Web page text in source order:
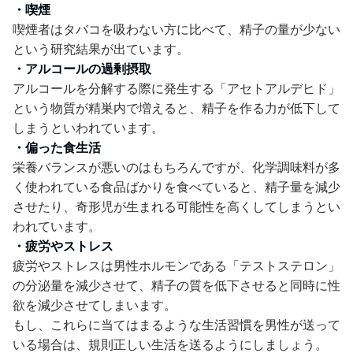
・喫煙
喫煙者はタバコを吸わない方に比べて、精子の量が少ない
という研究結果が出ています。
・アルコールの過剰摂取
アルコールを分解する際に発生する「アセトアルデヒド」
という物質が精巣内で増えると、精子を作る力が低下して
しまうといわれています。
・偏った食生活
栄養バランスが悪いのはもちろんですが、化学調味料が多
く使われている食品ばかりを食べていると、精子量を減少
させたり、奇形児が生まれる可能性を高くしてしまうとい
われています。
・疲労やストレス
疲労やストレスは男性ホルモンである「テストステロン」
の分泌量を減少させて、精子の質を低下させると同時に性
欲を減少させてしまいます。
もし、これらに当てはまるような生活習慣を男性が送って
いる場合は、規則正しい生活を送るようにしましょう。